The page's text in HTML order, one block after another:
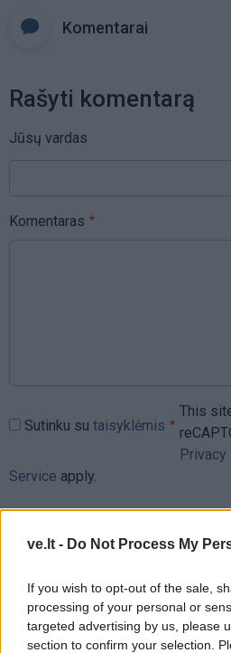
ve.lt - Do Not Process My
If you wish to opt-out of the sale,
processing of your personal or
targeted advertising by us, please
section to confirm your selection.
Komentarai
Rašyti komentarą
Jūsų vardas
Komentaras
Sutinku su taisyklėmis
This
Service apply.